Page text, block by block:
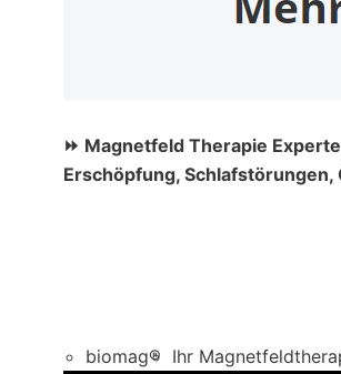
⏩ Magnetfeld Therapie
Erschöpfung,
biomag® Ihr